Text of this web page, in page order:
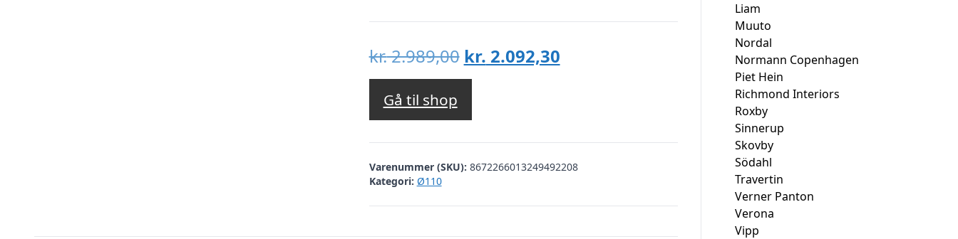
kr.2.989,00 Den
oprindelige
var:
kr. 2.989,00.
kr. 2.092,30Den
kr. 2.092,30.
Gå til shop
Varenummer (SKU): 8672266013249492208
Kategori: Ø110
Liam
Muuto
Nordal
Normann Copenhagen
Piet Hein
Richmond Interiors
Roxby
Sinnerup
Skovby
Södahl
Travertin
Verner Panton
Verona
Vipp